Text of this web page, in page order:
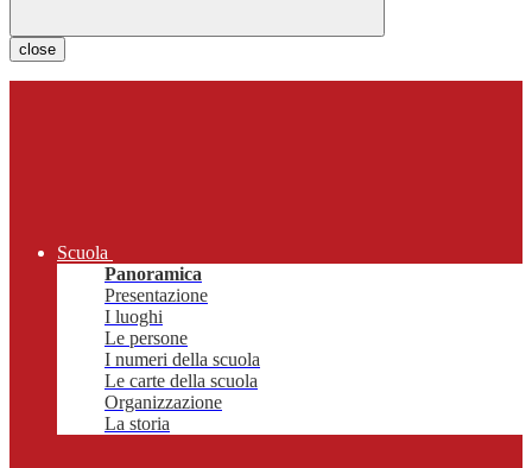
close
Scuola
Panoramica
Presentazione
I luoghi
Le persone
I numeri della scuola
Le carte della scuola
Organizzazione
La storia